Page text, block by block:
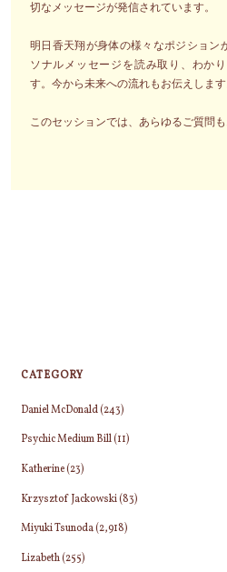
切なメッセージが発信されています。
明日香天翔が身体の様々なポジション
ソナルメッセージを読み取り、わか
す。今から未来への流れもお伝えします
このセッションでは、あらゆるご質問も
CATEGORY
Daniel McDonald(243)
Psychic Medium Bill(11)
Katherine(23)
Krzysztof Jackowski(83)
Miyuki Tsunoda(2,918)
Lizabeth(255)